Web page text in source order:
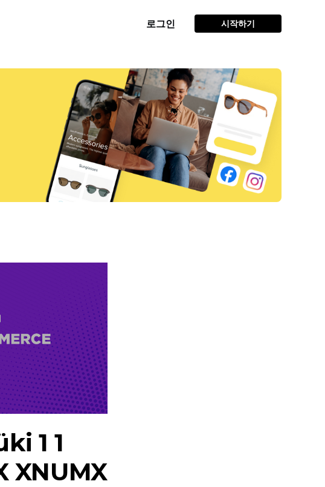
로그인 시작하기
1 1
XNUMX